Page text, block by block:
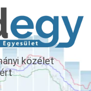
közélet